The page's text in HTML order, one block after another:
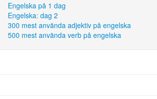
Engelska på 1 dag
Engelska: dag 2
300 mest använda adjektiv på engelska
500 mest använda verb på engelska